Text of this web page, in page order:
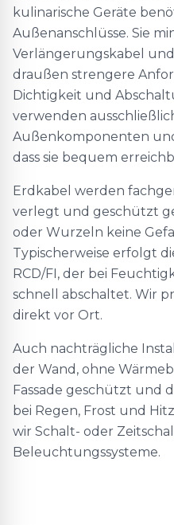
kulinarische Geräte
Außenanschlüsse. Sie
Verlängerungskabel
draußen strengere
Dichtigkeit und
verwenden
Außenkomponenten
dass sie bequem
Erdkabel werden
verlegt und geschützt
oder Wurzeln keine
Typischerweise erfolgt
RCD/FI, der bei
schnell abschaltet. Wir
direkt vor Ort.
Auch nachträgliche
der Wand, ohne
Fassade geschützt und
bei Regen, Frost und
wir Schalt- oder
Beleuchtungssysteme.